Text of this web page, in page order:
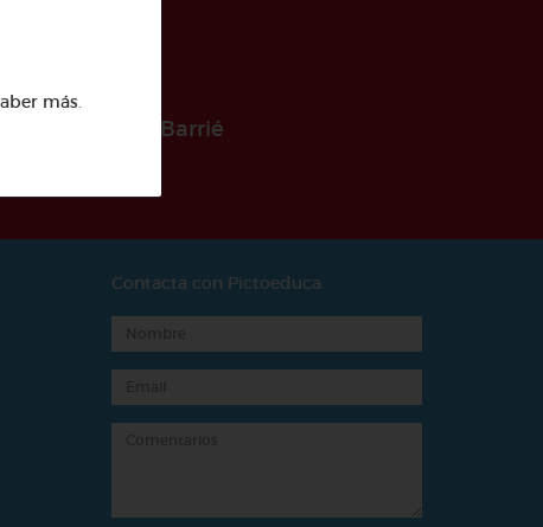
la Fundación Barrié
Contacta con Pictoeduca
más.